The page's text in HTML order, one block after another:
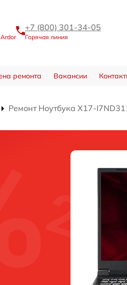
+7 (800) 301-34-05
Горячая линия
ремонта Вакансии
Ремонт Ноутбука X17-